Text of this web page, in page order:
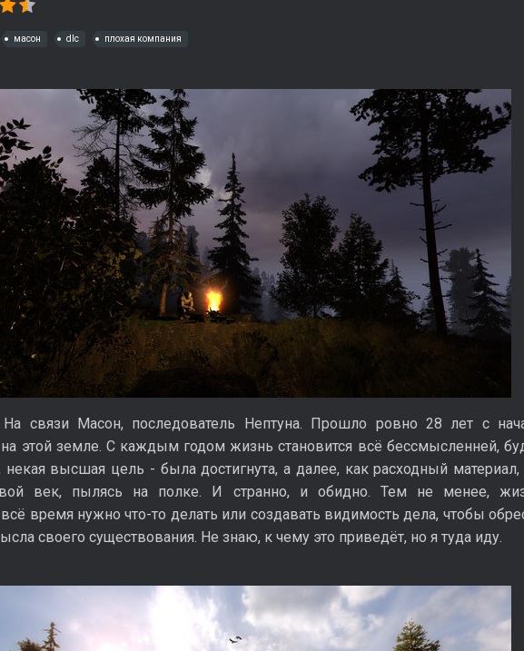
масон dlc плохая компания
связи Масон, последователь Нептуна. Прошло ровно 28 лет с
на этой земле. С каждым годом жизнь становится всё бессмысленней,
высшая цель - была достигнута, а далее, как расходный материал,
век, пылясь на полке. И странно, и обидно. Тем не менее,
время нужно что-то делать или создавать видимость дела, чтобы
своего существования. Не знаю, к чему это приведёт, но я туда иду.